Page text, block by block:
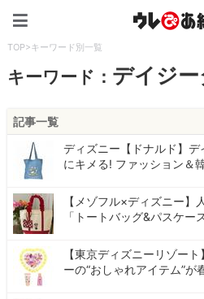
TOP>キーワード別一覧
キーワード： デイジー
記事一覧
ディズニー【ドナルド】
にキメる! ファッション＆
【メゾフル×ディズニー】
「トートバッグ&パスケー
【東京ディズニーリゾー
ーの“おしゃれアイテム”が